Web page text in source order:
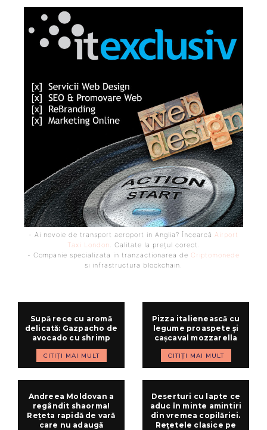
- Ai nevoie de transport aeroport in Anglia? Încearcă Airport
Taxi London. Calitate la prețul corect.
- Companie specializata in tranzactionarea de Criptomonede
si infrastructura blockchain.
Supă rece cu aromă
delicată: Gazpacho de
avocado cu shrimp
CITIȚI MAI MULT
Pizza italienească cu
legume proaspete și
cașcaval mozzarella
CITIȚI MAI MULT
Andreea Moldovan a
regândit shaorma!
Rețeta rapidă de vară
care nu adaugă
Deserturi cu lapte ce
aduc în minte amintiri
din vremea copilăriei.
Rețetele clasice pe